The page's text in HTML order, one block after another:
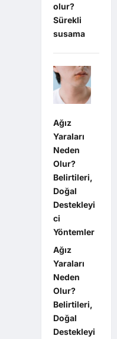
olur?
Sürekli
susama
Ağız
Yaraları
Neden
Olur?
Belirtileri,
Doğal
Destekleyi
ci
Yöntemler
Ağız
Yaraları
Neden
Olur?
Belirtileri,
Doğal
Destekleyi